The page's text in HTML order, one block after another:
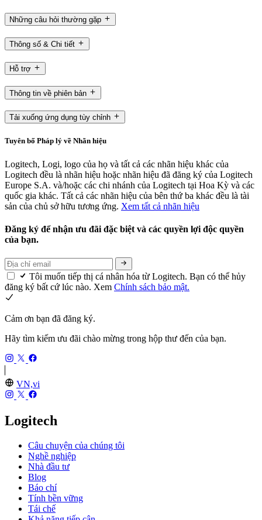
Những câu hỏi thường gặp
Thông số & Chi tiết
Hỗ trợ
Thông tin về phiên bản
Tải xuống ứng dụng tùy chỉnh
Tuyên bố Pháp lý về Nhãn hiệu
Logitech, Logi, logo của họ và tất cả các nhãn hiệu khác của
Logitech đều là nhãn hiệu hoặc nhãn hiệu đã đăng ký của Logitech
Europe S.A. và/hoặc các chi nhánh của Logitech tại Hoa Kỳ và các
quốc gia khác. Tất cả các nhãn hiệu của bên thứ ba khác đều là tài
sản của chủ sở hữu tương ứng. Xem tất cả nhãn hiệu
Đăng ký để nhận ưu đãi đặc biệt và các quyền lợi độc quyền
của bạn.
Tôi muốn tiếp thị cá nhân hóa từ Logitech. Bạn có thể hủy
đăng ký bất cứ lúc nào. Xem Chính sách bảo mật.
Cảm ơn bạn đã đăng ký.
Hãy tìm kiếm ưu đãi chào mừng trong hộp thư đến của bạn.
VN,vi
Logitech
Câu chuyện của chúng tôi
Nghề nghiệp
Nhà đầu tư
Blog
Báo chí
Tính bền vững
Tái chế